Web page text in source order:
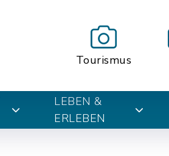
Tourismus
LEBEN &
ERLEBEN